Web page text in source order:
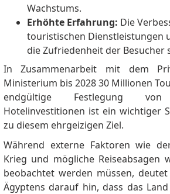
Wachstums.
Erhöhte Erfahrung: Die
touristischen Dienstleistungen
die Zufriedenheit der Besucher
In Zusammenarbeit mit dem
Ministerium bis 2028 30 Millionen
endgültige Festlegung
Hotelinvestitionen ist ein wichtiger
zu diesem ehrgeizigen Ziel.
Während externe Faktoren wie
Krieg und mögliche Reiseabsagen
beobachtet werden müssen,
Ägyptens darauf hin, dass das